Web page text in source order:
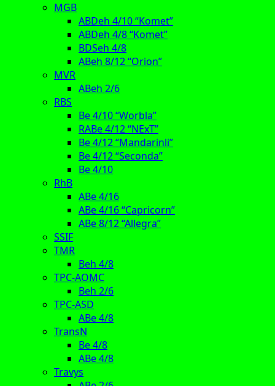
MGB
ABDeh 4/10 “Komet”
ABDeh 4/8 “Komet”
BDSeh 4/8
ABeh 8/12 “Orion”
MVR
ABeh 2/6
RBS
Be 4/10 “Worbla”
RABe 4/12 “NExT”
Be 4/12 “Mandarinli”
Be 4/12 “Seconda”
Be 4/10
RhB
ABe 4/16
ABe 4/16 “Capricorn”
ABe 8/12 “Allegra”
SSIF
TMR
Beh 4/8
TPC-AOMC
Beh 2/6
TPC-ASD
ABe 4/8
TransN
Be 4/8
ABe 4/8
Travys